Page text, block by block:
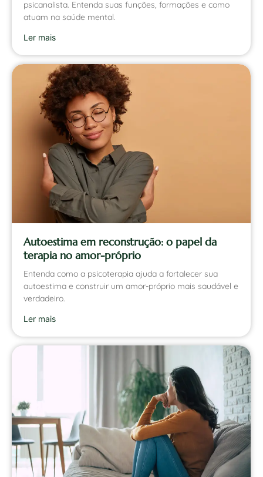
psicanalista. Entenda suas funções, formações e como
atuam na saúde mental.
Ler mais
Autoestima em reconstrução: o papel da
terapia no amor-próprio
Entenda como a psicoterapia ajuda a fortalecer sua
autoestima e construir um amor-próprio mais saudável e
verdadeiro.
Ler mais